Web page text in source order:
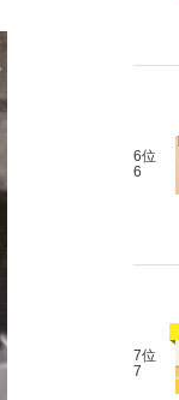
6位
6
7位
7